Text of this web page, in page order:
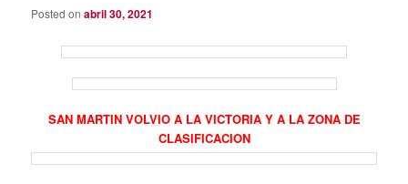
Posted onabril 30, 2021
SAN MARTIN VOLVIO A LA VICTORIA Y A LA ZONA DE
CLASIFICACION